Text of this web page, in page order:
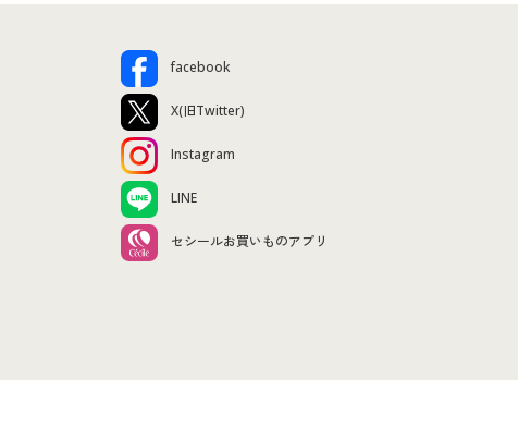
facebook
X(旧Twitter)
Instagram
LINE
セシールお買いものアプリ